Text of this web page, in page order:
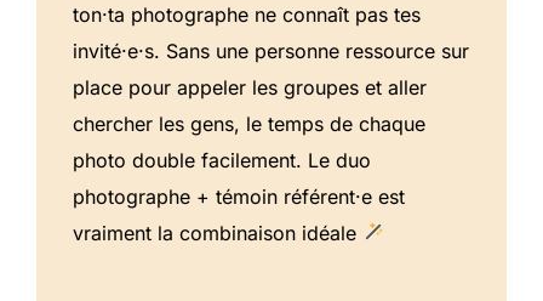
ton·ta photographe ne connaît pas tes
invité·e·s. Sans une personne ressource sur
place pour appeler les groupes et aller
chercher les gens, le temps de chaque
photo double facilement. Le duo
photographe + témoin référent·e est
vraiment la combinaison idéale